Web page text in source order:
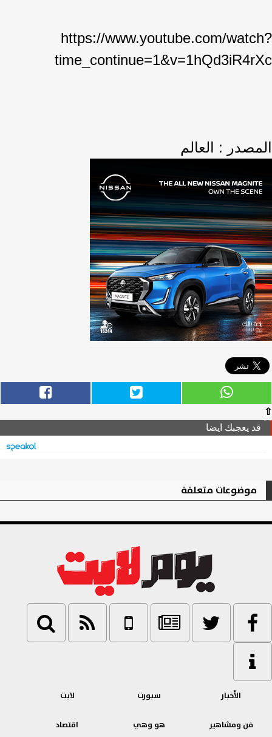
https://www.youtube.com/watch?
time_continue=1&v=1hQd3iR4rXc
المصدر : العالم
⇧
قد يعجبك ايضا
موضوعات متعلقة
الأخبار سبورت لايت
فن ومشاهير هو وهي اقتصاد